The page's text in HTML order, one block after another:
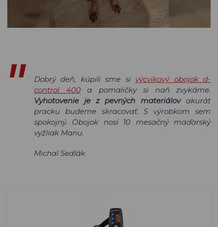
Dobrý deň, kúpili sme si výcvikový obojok d-
control 400a pomaličky si naň zvykáme.
Vyhotovenie je z pevných materiálovakurát
pracku budeme skracovať. S výrobkom sem
spokojný. Obojok nosí 10 mesačný maďarský
vyžliak Manu.
Michal Sedlák